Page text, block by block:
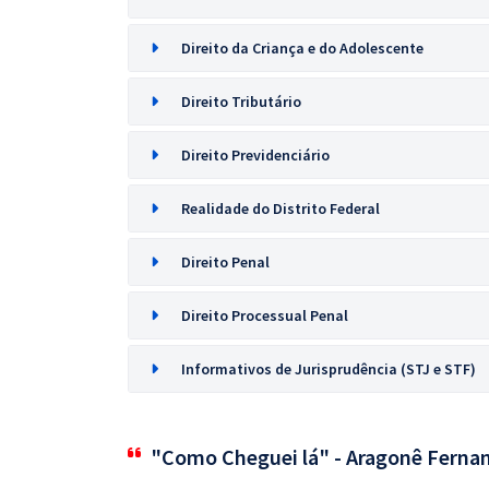
Direito da Criança e do Adolescente
Direito Tributário
Direito Previdenciário
Realidade do Distrito Federal
Direito Penal
Direito Processual Penal
Informativos de Jurisprudência (STJ e STF)
"Como Cheguei lá" - Aragonê